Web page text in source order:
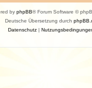
by phpBB® Forum Software ©
Deutsche Übersetzung durch
Datenschutz|